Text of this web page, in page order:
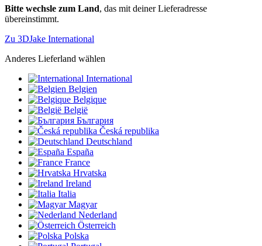
Bitte wechsle zum Land, das mit deiner Lieferadresse
übereinstimmt.
Zu 3DJake International
Anderes Lieferland wählen
International
Belgien
Belgique
België
България
Česká republika
Deutschland
España
France
Hrvatska
Ireland
Italia
Magyar
Nederland
Österreich
Polska